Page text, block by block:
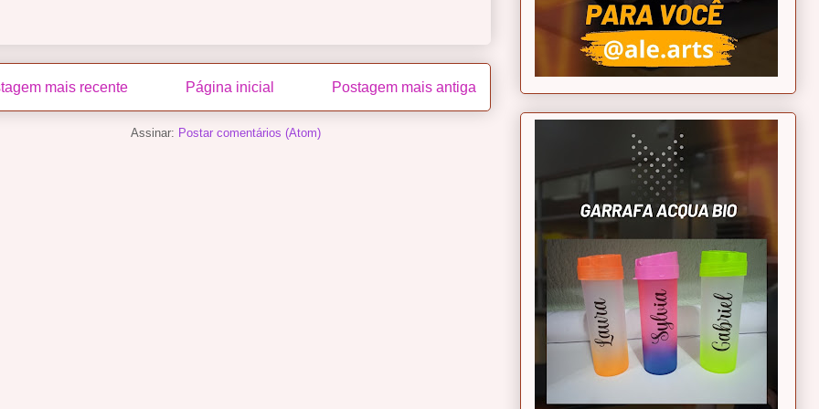
mais recente Postagem mais antiga
Página inicial
Assinar: Postar comentários (Atom)